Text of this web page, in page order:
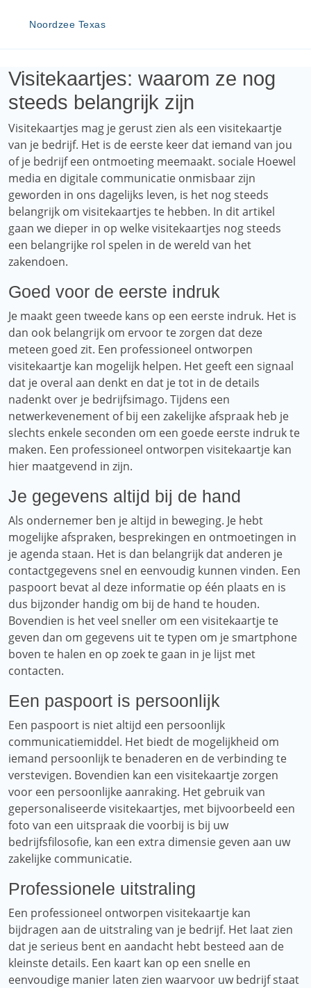
Noordzee Texas
Visitekaartjes: waarom ze nog
steeds belangrijk zijn
Visitekaartjes mag je gerust zien als een visitekaartje
van je bedrijf. Het is de eerste keer dat iemand van jou
of je bedrijf een ontmoeting meemaakt. sociale Hoewel
media en digitale communicatie onmisbaar zijn
geworden in ons dagelijks leven, is het nog steeds
belangrijk om visitekaartjes te hebben. In dit artikel
gaan we dieper in op welke visitekaartjes nog steeds
een belangrijke rol spelen in de wereld van het
zakendoen.
Goed voor de eerste indruk
Je maakt geen tweede kans op een eerste indruk. Het is
dan ook belangrijk om ervoor te zorgen dat deze
meteen goed zit. Een professioneel ontworpen
visitekaartje kan mogelijk helpen. Het geeft een signaal
dat je overal aan denkt en dat je tot in de details
nadenkt over je bedrijfsimago. Tijdens een
netwerkevenement of bij een zakelijke afspraak heb je
slechts enkele seconden om een ​​goede eerste indruk te
maken. Een professioneel ontworpen visitekaartje kan
hier maatgevend in zijn.
Je gegevens altijd bij de hand
Als ondernemer ben je altijd in beweging. Je hebt
mogelijke afspraken, besprekingen en ontmoetingen in
je agenda staan. Het is dan belangrijk dat anderen je
contactgegevens snel en eenvoudig kunnen vinden. Een
paspoort bevat al deze informatie op één plaats en is
dus bijzonder handig om bij de hand te houden.
Bovendien is het veel sneller om een ​​visitekaartje te
geven dan om gegevens uit te typen om je smartphone
boven te halen en op zoek te gaan in je lijst met
contacten.
Een paspoort is persoonlijk
Een paspoort is niet altijd een persoonlijk
communicatiemiddel. Het biedt de mogelijkheid om
iemand persoonlijk te benaderen en de verbinding te
verstevigen. Bovendien kan een visitekaartje zorgen
voor een persoonlijke aanraking. Het gebruik van
gepersonaliseerde visitekaartjes, met bijvoorbeeld een
foto van een uitspraak die voorbij is bij uw
bedrijfsfilosofie, kan een extra dimensie geven aan uw
zakelijke communicatie.
Professionele uitstraling
Een professioneel ontworpen visitekaartje kan
bijdragen aan de uitstraling van je bedrijf. Het laat zien
dat je serieus bent en aandacht hebt besteed aan de
kleinste details. Een kaart kan op een snelle en
eenvoudige manier laten zien waarvoor uw bedrijf staat